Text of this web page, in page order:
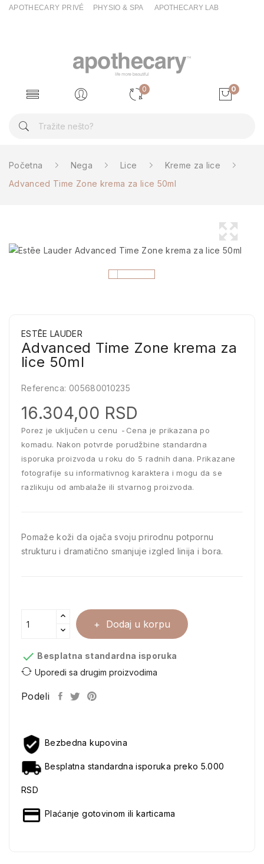
APOTHECARY PRIVÉ PHYSIO & SPA APOTHECARY LAB
0 0
Početna Nega Lice
Kreme za lice
Advanced Time Zone krema za lice 50ml
ESTĒE LAUDER
Advanced Time Zone krema za
lice 50ml
Referenca: 005680010235
16.304,00 RSD
Porez je uključen u cenu
Cena je prikazana po
komadu. Nakon potvrde porudžbine standardna
isporuka proizvoda u roku do 5 radnih dana. Prikazane
fotografije su informativnog karaktera i mogu da se
razlikuju od ambalaže ili stvarnog proizvoda.
Pomaže koži da ojača svoju prirodnu potpornu
strukturu i dramatično smanjuje izgled linija i bora.
Dodaj u korpu
 Besplatna standardna isporuka
Uporedi sa drugim proizvodima
Podeli
Bezbedna kupovina
Besplatna standardna isporuka preko 5.000
RSD
Plaćanje gotovinom ili karticama